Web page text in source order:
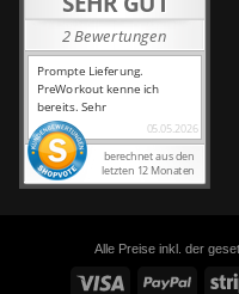
Alle Preise inkl. der
Visa PayPal